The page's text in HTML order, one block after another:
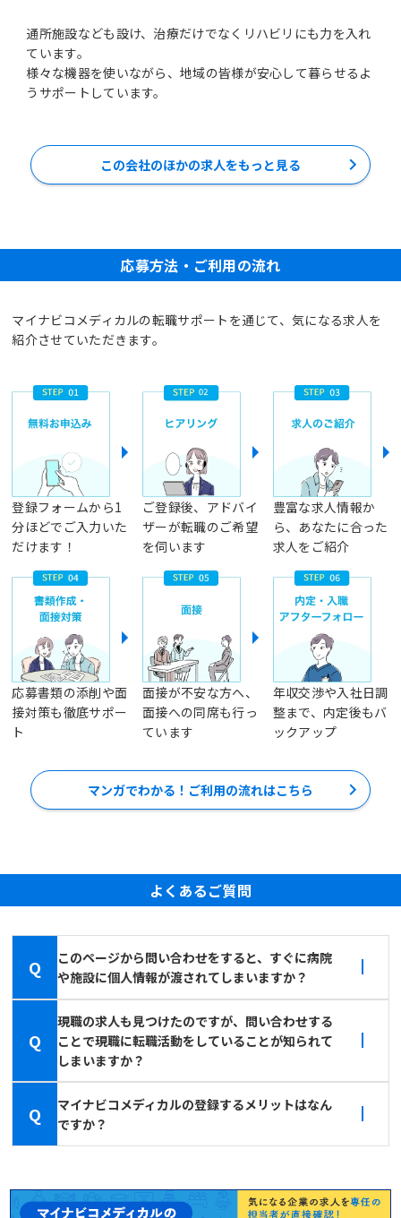
通所施設なども設け、治療だけでなくリハビリにも力を入れ
ています。
様々な機器を使いながら、地域の皆様が安心して暮らせるよ
うサポートしています。
この会社のほかの求人をもっと見る
応募方法・ご利用の流れ
マイナビコメディカルの転職サポートを通じて、気になる求人を
紹介させていただきます。
登録フォームから1
分ほどでご入力いた
だけます！
ご登録後、アドバイ
ザーが転職のご希望
を伺います
豊富な求人情報か
ら、あなたに合った
求人をご紹介
応募書類の添削や面
接対策も徹底サポー
ト
面接が不安な方へ、
面接への同席も行っ
ています
年収交渉や入社日調
整まで、内定後もバ
ックアップ
マンガでわかる！ご利用の流れはこちら
よくあるご質問
Q
このページから問い合わせをすると、すぐに病院
や施設に個人情報が渡されてしまいますか？
Q
現職の求人も見つけたのですが、問い合わせする
ことで現職に転職活動をしていることが知られて
しまいますか？
Q
マイナビコメディカルの登録するメリットはなん
ですか？